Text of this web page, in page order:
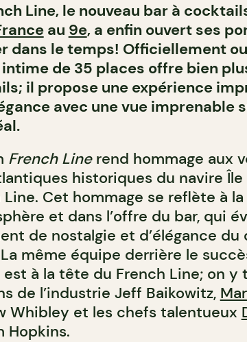
Line, le nouveau bar à
au 9e, a enfin ouvert ses
dans le temps! Officiellement
de 35 places offre bien
il propose une expérience
avec une vue imprenable
French Linerend hommage aux
historiques du navire Île
Line. Cet hommage se reflète à
et dans l’offre du bar, qui
de nostalgie et d’élégance
même équipe derrière le
est à la tête du French Line; on y
de l’industrie Jeff Baikowitz,
Whibley et les chefs talentueux
Hopkins.